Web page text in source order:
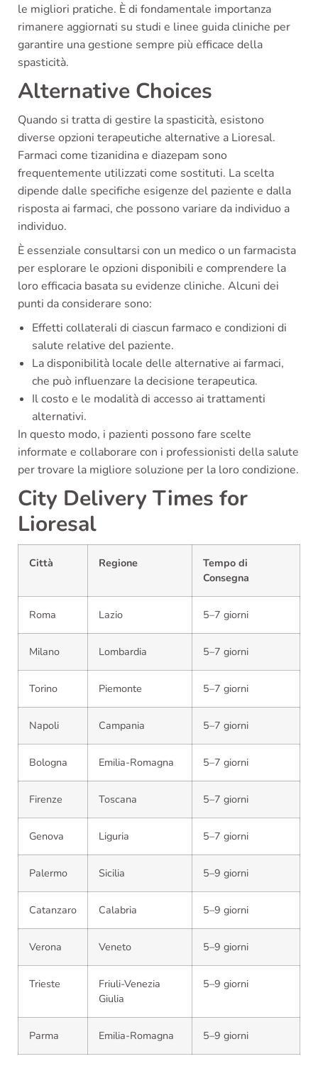
le migliori pratiche. È di fondamentale importanza
rimanere aggiornati su studi e linee guida cliniche per
garantire una gestione sempre più efficace della
spasticità.
Alternative Choices
Quando si tratta di gestire la spasticità, esistono
diverse opzioni terapeutiche alternative a Lioresal.
Farmaci come tizanidina e diazepam sono
frequentemente utilizzati come sostituti. La scelta
dipende dalle specifiche esigenze del paziente e dalla
risposta ai farmaci, che possono variare da individuo a
individuo.
È essenziale consultarsi con un medico o un farmacista
per esplorare le opzioni disponibili e comprendere la
loro efficacia basata su evidenze cliniche. Alcuni dei
punti da considerare sono:
Effetti collaterali di ciascun farmaco e condizioni di
salute relative del paziente.
La disponibilità locale delle alternative ai farmaci,
che può influenzare la decisione terapeutica.
Il costo e le modalità di accesso ai trattamenti
alternativi.
In questo modo, i pazienti possono fare scelte
informate e collaborare con i professionisti della salute
per trovare la migliore soluzione per la loro condizione.
City Delivery Times for
Lioresal
Città Regione
Tempo di
Consegna
Roma Lazio 5–7 giorni
Milano Lombardia 5–7 giorni
Torino Piemonte 5–7 giorni
Napoli Campania 5–7 giorni
Bologna Emilia-Romagna 5–7 giorni
Firenze Toscana 5–7 giorni
Genova Liguria 5–7 giorni
Palermo Sicilia 5–9 giorni
Catanzaro Calabria 5–9 giorni
Verona Veneto 5–9 giorni
Trieste
Friuli-Venezia
Giulia
5–9 giorni
Parma Emilia-Romagna 5–9 giorni